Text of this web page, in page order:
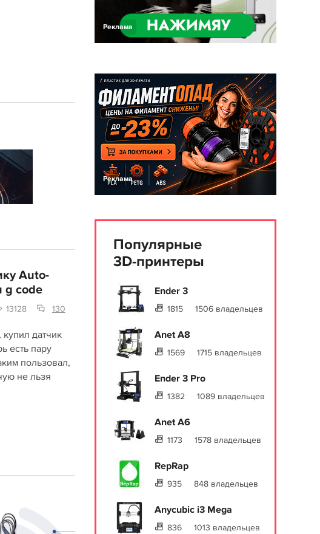
Auto-
g code
13128 130
датчик
есть пару
пользовал,
не льзя
Реклама
Реклама
Популярные
3D-принтеры
Ender 3
1815 1506 владельцев
Anet A8
1569 1715 владельцев
Ender 3 Pro
1382 1089 владельцев
Anet A6
1173 1578 владельцев
RepRap
935 848 владельцев
Anycubic i3 Mega
836 1013 владельцев